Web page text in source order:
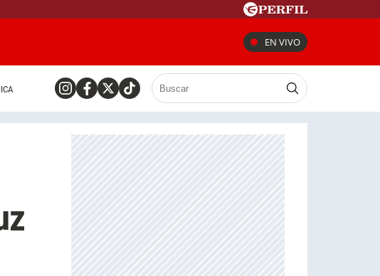
EN VIVO